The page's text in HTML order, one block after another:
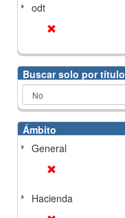
odt
Buscar solo por título
Ámbito
General
Hacienda